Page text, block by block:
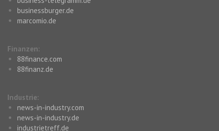
businessburger.de
marcomio.de
Finanzen:
88finance.com
88finanz.de
Industrie:
news-in-industry.com
news-in-industry.de
industrietreff.de